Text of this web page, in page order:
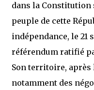
dans la Constitution
peuple de cette
indépendance, le 21
référendum ratifié
Son territoire,
notamment des